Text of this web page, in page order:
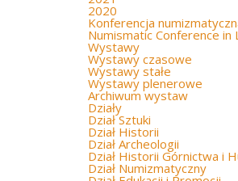
2020
Konferencja
Numismatic Conference in
Wystawy
Wystawy czasowe
Wystawy stałe
Wystawy plenerowe
Archiwum wystaw
Działy
Dział Sztuki
Dział Historii
Dział Archeologii
Dział Historii Górnictwa i
Dział Numizmatyczny